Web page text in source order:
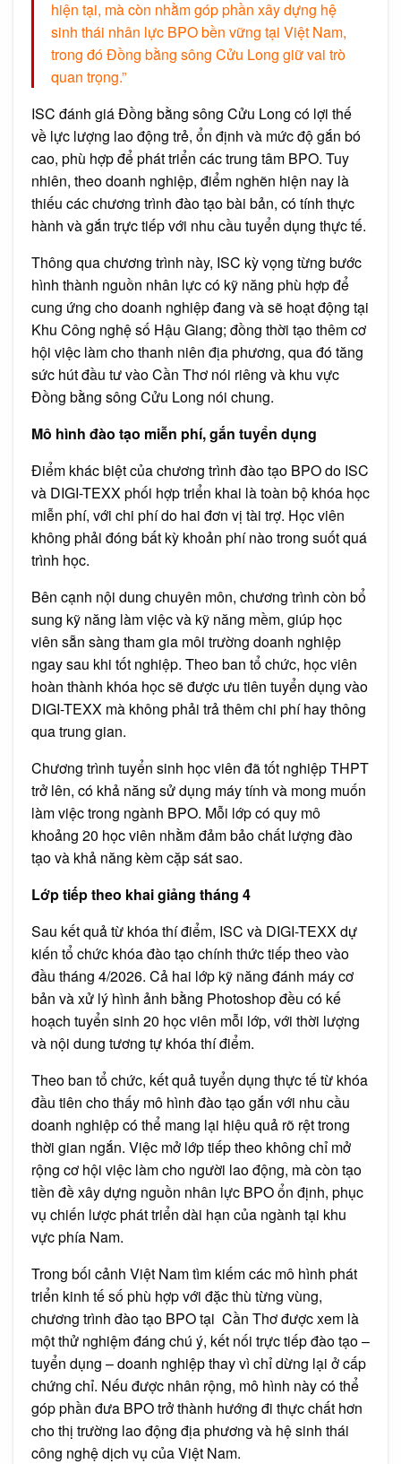
hiện tại, mà còn nhằm góp phần xây dựng hệ
sinh thái nhân lực BPO bền vững tại Việt Nam,
trong đó Đồng bằng sông Cửu Long giữ vai trò
quan trọng.”
ISC đánh giá Đồng bằng sông Cửu Long có lợi thế
về lực lượng lao động trẻ, ổn định và mức độ gắn bó
cao, phù hợp để phát triển các trung tâm BPO. Tuy
nhiên, theo doanh nghiệp, điểm nghẽn hiện nay là
thiếu các chương trình đào tạo bài bản, có tính thực
hành và gắn trực tiếp với nhu cầu tuyển dụng thực tế.
Thông qua chương trình này, ISC kỳ vọng từng bước
hình thành nguồn nhân lực có kỹ năng phù hợp để
cung ứng cho doanh nghiệp đang và sẽ hoạt động tại
Khu Công nghệ số Hậu Giang; đồng thời tạo thêm cơ
hội việc làm cho thanh niên địa phương, qua đó tăng
sức hút đầu tư vào Cần Thơ nói riêng và khu vực
Đồng bằng sông Cửu Long nói chung.
Mô hình đào tạo miễn phí, gắn tuyển dụng
Điểm khác biệt của chương trình đào tạo BPO do ISC
và DIGI-TEXX phối hợp triển khai là toàn bộ khóa học
miễn phí, với chi phí do hai đơn vị tài trợ. Học viên
không phải đóng bất kỳ khoản phí nào trong suốt quá
trình học.
Bên cạnh nội dung chuyên môn, chương trình còn bổ
sung kỹ năng làm việc và kỹ năng mềm, giúp học
viên sẵn sàng tham gia môi trường doanh nghiệp
ngay sau khi tốt nghiệp. Theo ban tổ chức, học viên
hoàn thành khóa học sẽ được ưu tiên tuyển dụng vào
DIGI-TEXX mà không phải trả thêm chi phí hay thông
qua trung gian.
Chương trình tuyển sinh học viên đã tốt nghiệp THPT
trở lên, có khả năng sử dụng máy tính và mong muốn
làm việc trong ngành BPO. Mỗi lớp có quy mô
khoảng 20 học viên nhằm đảm bảo chất lượng đào
tạo và khả năng kèm cặp sát sao.
Lớp tiếp theo khai giảng tháng 4
Sau kết quả từ khóa thí điểm, ISC và DIGI-TEXX dự
kiến tổ chức khóa đào tạo chính thức tiếp theo vào
đầu tháng 4/2026. Cả hai lớp kỹ năng đánh máy cơ
bản và xử lý hình ảnh bằng Photoshop đều có kế
hoạch tuyển sinh 20 học viên mỗi lớp, với thời lượng
và nội dung tương tự khóa thí điểm.
Theo ban tổ chức, kết quả tuyển dụng thực tế từ khóa
đầu tiên cho thấy mô hình đào tạo gắn với nhu cầu
doanh nghiệp có thể mang lại hiệu quả rõ rệt trong
thời gian ngắn. Việc mở lớp tiếp theo không chỉ mở
rộng cơ hội việc làm cho người lao động, mà còn tạo
tiền đề xây dựng nguồn nhân lực BPO ổn định, phục
vụ chiến lược phát triển dài hạn của ngành tại khu
vực phía Nam.
Trong bối cảnh Việt Nam tìm kiếm các mô hình phát
triển kinh tế số phù hợp với đặc thù từng vùng,
chương trình đào tạo BPO tại Cần Thơ được xem là
một thử nghiệm đáng chú ý, kết nối trực tiếp đào tạo –
tuyển dụng – doanh nghiệp thay vì chỉ dừng lại ở cấp
chứng chỉ. Nếu được nhân rộng, mô hình này có thể
góp phần đưa BPO trở thành hướng đi thực chất hơn
cho thị trường lao động địa phương và hệ sinh thái
công nghệ dịch vụ của Việt Nam.